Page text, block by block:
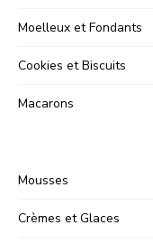
Moelleux et Fondants
Cookies et Biscuits
Macarons
Mousses
Crèmes et Glaces